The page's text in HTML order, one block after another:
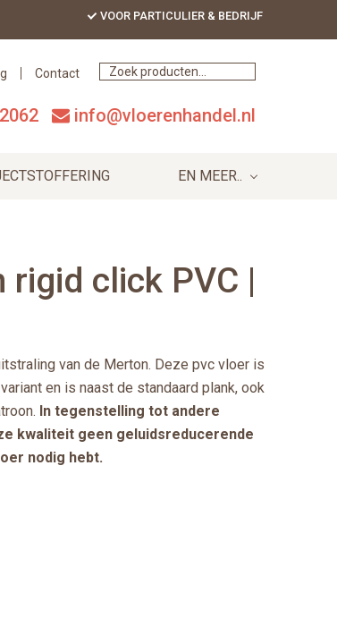
VOOR PARTICULIER & BEDRIJF
Contact
info@vloerenhandel.nl
EN MEER..
click PVC |
van de Merton. Deze pvc vloer is
en is naast de standaard plank, ook
In tegenstelling tot andere
kwaliteit geen geluidsreducerende
nodig hebt.